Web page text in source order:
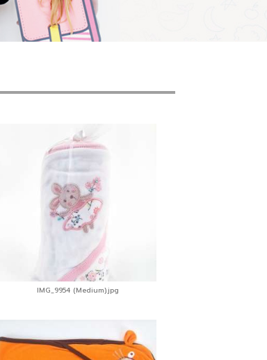
IMG_9954 (Medium).jpg